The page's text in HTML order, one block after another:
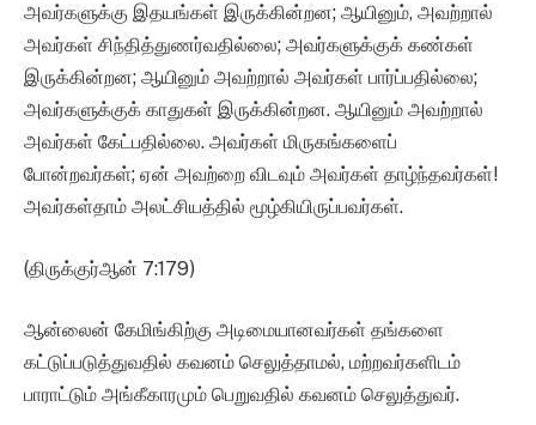
அவர்களுக்கு இதயங்கள் இருக்கின்றன; ஆயினும், அவற்றால்
அவர்கள் சிந்தித்துணர்வதில்லை; அவர்களுக்குக் கண்கள்
இருக்கின்றன; ஆயினும் அவற்றால் அவர்கள் பார்ப்பதில்லை;
அவர்களுக்குக் காதுகள் இருக்கின்றன. ஆயினும் அவற்றால்
அவர்கள் கேட்பதில்லை. அவர்கள் மிருகங்களைப்
போன்றவர்கள்; ஏன் அவற்றை விடவும் அவர்கள் தாழ்ந்தவர்கள்!
அவர்கள்தாம் அலட்சியத்தில் மூழ்கியிருப்பவர்கள்.
(திருக்குர்ஆன் 7:179)
ஆன்லைன் கேமிங்கிற்கு அடிமையானவர்கள் தங்களை
கட்டுப்படுத்துவதில் கவனம் செலுத்தாமல், மற்றவர்களிடம்
பாராட்டும் அங்கீகாரமும் பெறுவதில் கவனம் செலுத்துவர்.